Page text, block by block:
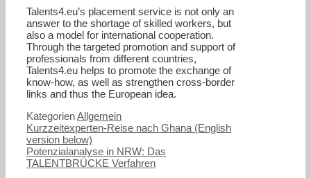
Talents4.eu’s placement service is not only an
answer to the shortage of skilled workers, but
also a model for international cooperation.
Through the targeted promotion and support of
professionals from different countries,
Talents4.eu helps to promote the exchange of
know-how, as well as strengthen cross-border
links and thus the European idea.
KategorienAllgemein
Kurzzeitexperten-Reise nach Ghana (English
version below)
Potenzialanalyse in NRW: Das
TALENTBRÜCKE Verfahren